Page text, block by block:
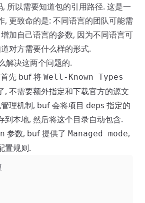
所以需要知道包的引用路径. 这是一
, 更致命的是: 不同语言的团队可能需
加自己语言的参数, 因为不同语言可
对方需要什么样的形式.
解决这两个问题的.
先 buf 将 Well-Known Types
, 不需要额外指定和下载官方的源文
理机制, buf 会将项目 deps 指定的
到本地, 然后将这个目录自动包含.
参数, buf 提供了 Managed mode,
置规则.